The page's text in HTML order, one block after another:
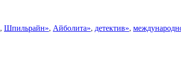
, Шпильрайн», Айболита», детектив»,